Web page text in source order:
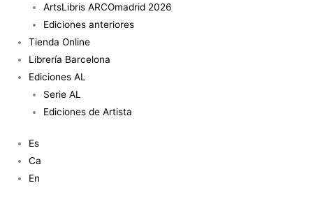
ArtsLibris ARCOmadrid 2026
Ediciones anteriores
Tienda Online
Librería Barcelona
Ediciones AL
Serie AL
Ediciones de Artista
Es
Ca
En